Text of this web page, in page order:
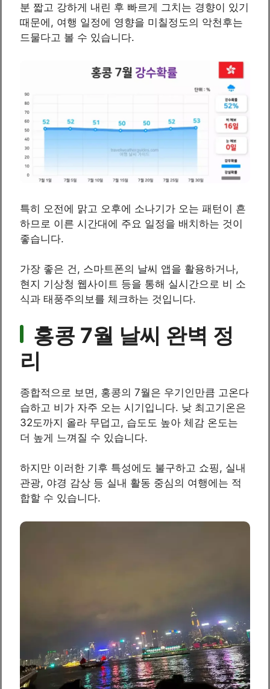
분 짧고 강하게 내린 후 빠르게 그치는 경향이 있기
때문에, 여행 일정에 영향을 미칠정도의 악천후는
드물다고 볼 수 있습니다.
특히 오전에 맑고 오후에 소나기가 오는 패턴이 흔
하므로 이른 시간대에 주요 일정을 배치하는 것이
좋습니다.
가장 좋은 건, 스마트폰의 날씨 앱을 활용하거나,
현지 기상청 웹사이트 등을 통해 실시간으로 비 소
식과 태풍주의보를 체크하는 것입니다.
홍콩 7월 날씨 완벽 정
리
종합적으로 보면, 홍콩의 7월은 우기인만큼 고온다
습하고 비가 자주 오는 시기입니다. 낮 최고기온은
32도까지 올라 무덥고, 습도도 높아 체감 온도는
더 높게 느껴질 수 있습니다.
하지만 이러한 기후 특성에도 불구하고 쇼핑, 실내
관광, 야경 감상 등 실내 활동 중심의 여행에는 적
합할 수 있습니다.